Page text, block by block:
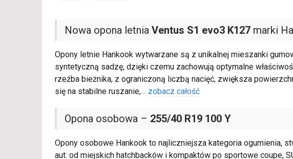
Nowa opona letnia Ventus S1 evo3 K127 marki
Opony letnie Hankook wytwarzane są z unikalnej mieszanki
syntetyczną sadzę, dzięki czemu zachowują optymalne
rzeźba bieżnika, z ograniczoną liczbą nacięć, zwiększa
się na stabilne ruszanie,... zobacz całość
Opona osobowa – 255/40 R19 100 Y
Opony osobowe Hankook to najliczniejsza kategoria ogumienia,
aut: od miejskich hatchbacków i kompaktów po sportowe coupe,